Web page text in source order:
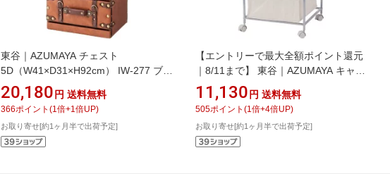
東谷｜AZUMAYA チェスト
5D（W41×D31×H92cm） IW-277 ブラ
ウン
20,180 円 送料無料
366ポイント (1 倍+1 倍UP)
お取り寄せ[約1ヶ月半で出荷予定]
【エントリーで最大全額ポイント還元
｜8/11まで】 東谷｜AZUMAYA キャン
バスチェスト5段
（W43×D44×H101.5cm） MIP-279 ベ
ージュ
11,130 円 送料無料
505ポイント (1 倍+4倍UP)
お取り寄せ[約1ヶ月半で出荷予定]